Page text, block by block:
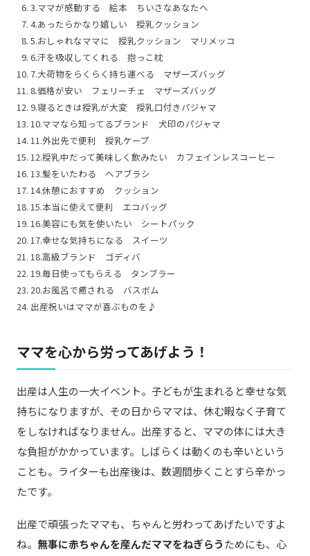
3.ママが感動する 絵本 ちいさなあなたへ
4.あったらかなり嬉しい 授乳クッション
5.おしゃれなママに 授乳クッション マリメッコ
6.汗を吸収してくれる 抱っこ枕
7.大荷物をらくらく持ち運べる マザーズバッグ
8.価格が安い フェリーチェ マザーズバッグ
9.寝るときは授乳が大変 授乳口付きパジャマ
10.ママなら知ってるブランド 犬印のパジャマ
11.外出先で便利 授乳ケープ
12.授乳中だって美味しく飲みたい カフェインレスコーヒー
13.髪をいたわる ヘアブラシ
14.休憩におすすめ クッション
15.本当に使えて便利 エコバッグ
16.美容にも気を使いたい シートパック
17.幸せな気持ちになる スイーツ
18.高級ブランド ゴディバ
19.毎日使ってもらえる タンブラー
20.お風呂で癒される バスボム
出産祝いはママが喜ぶものを♪
ママを心から労ってあげよう！
出産は人生の一大イベント。子どもが生まれると幸せな気
持ちになりますが、その日からママは、休む暇なく子育て
をしなければなりません。出産すると、ママの体には大き
な負担がかかっています。しばらくは動くのも辛いという
ことも。ライターも出産後は、数週間歩くことすら辛かっ
たです。
出産で頑張ったママも、ちゃんと労わってあげたいですよ
ね。 無事に赤ちゃんを産んだママをねぎらうためにも、心